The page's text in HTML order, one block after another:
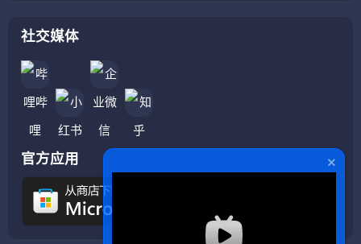
社交媒体
官方应用